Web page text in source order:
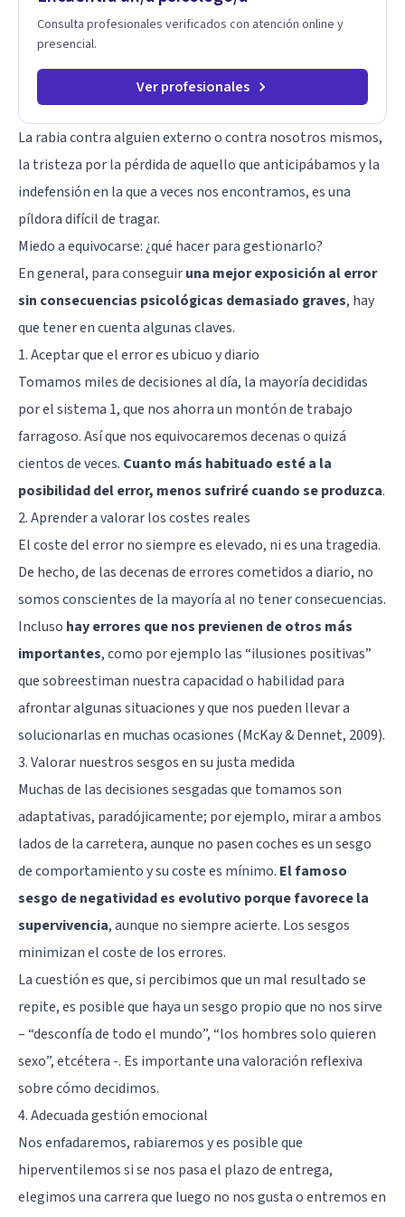
vida. Tratamiento de Adicciones.
Consulta profesionales verificados con atención online y
presencial.
Ver profesionales
La rabia contra alguien externo o contra nosotros mismos,
la tristeza por la pérdida de aquello que anticipábamos y la
indefensión en la que a veces nos encontramos, es una
píldora difícil de tragar.
Miedo a equivocarse: ¿qué hacer para gestionarlo?
En general, para conseguiruna mejor exposición al error
sin consecuencias psicológicas demasiado graves, hay
que tener en cuenta algunas claves.
1. Aceptar que el error es ubicuo y diario
Tomamos miles de decisiones al día, la mayoría decididas
por el sistema 1, que nos ahorra un montón de trabajo
farragoso. Así que nos equivocaremos decenas o quizá
cientos de veces. Cuanto más habituado esté a la
posibilidad del error, menos sufriré cuando se produzca.
2. Aprender a valorar los costes reales
El coste del error no siempre es elevado, ni es una tragedia.
De hecho, de las decenas de errores cometidos a diario, no
somos conscientes de la mayoría al no tener consecuencias.
Incluso hay errores que nos previenen de otros más
importantes, como por ejemplo las “ilusiones positivas”
que sobreestiman nuestra capacidad o habilidad para
afrontar algunas situaciones y que nos pueden llevar a
solucionarlas en muchas ocasiones (McKay & Dennet, 2009).
3. Valorar nuestros sesgos en su justa medida
Muchas de las decisiones sesgadas que tomamos son
adaptativas, paradójicamente; por ejemplo, mirar a ambos
lados de la carretera, aunque no pasen coches es un sesgo
de comportamiento y su coste es mínimo. El famoso
sesgo de negatividad es evolutivo porque favorece la
supervivencia, aunque no siempre acierte. Los sesgos
minimizan el coste de los errores.
La cuestión es que, si percibimos que un mal resultado se
repite, es posible que haya un sesgo propio que no nos sirve
– “desconfía de todo el mundo”, “los hombres solo quieren
sexo”, etcétera -. Es importante una valoración reflexiva
sobre cómo decidimos.
4. Adecuada gestión emocional
Nos enfadaremos, rabiaremos y es posible que
hiperventilemos si se nos pasa el plazo de entrega,
elegimos una carrera que luego no nos gusta o entremos en